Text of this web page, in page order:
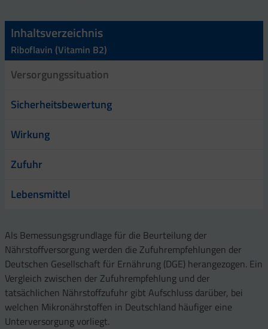
Inhaltsverzeichnis
Riboflavin (Vitamin B2)
Versorgungssituation
Sicherheitsbewertung
Wirkung
Zufuhr
Lebensmittel
Als Bemessungsgrundlage für die Beurteilung der
Nährstoffversorgung werden die Zufuhrempfehlungen der
Deutschen Gesellschaft für Ernährung (DGE) herangezogen. Ein
Vergleich zwischen der Zufuhrempfehlung und der
tatsächlichen Nährstoffzufuhr gibt Aufschluss darüber, bei
welchen Mikronährstoffen in Deutschland häufiger eine
Unterversorgung vorliegt.